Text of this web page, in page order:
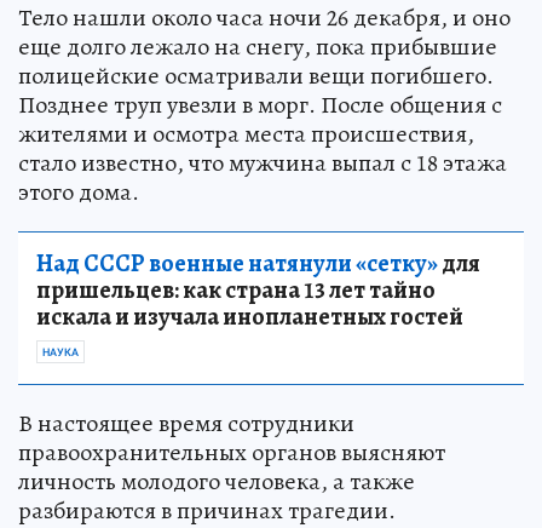
Тело нашли около часа ночи 26 декабря, и оно
еще долго лежало на снегу, пока прибывшие
полицейские осматривали вещи погибшего.
Позднее труп увезли в морг. После общения с
жителями и осмотра места происшествия,
стало известно, что мужчина выпал с 18 этажа
этого дома.
Над СССР военные натянули «сетку»для
пришельцев: как страна 13 лет тайно
искала и изучала инопланетных гостей
НАУКА
В настоящее время сотрудники
правоохранительных органов выясняют
личность молодого человека, а также
разбираются в причинах трагедии.